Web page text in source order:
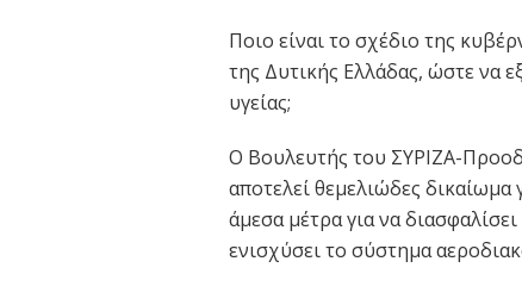
Ποιο είναι το σχέδιο της
της Δυτικής Ελλάδας, ώστε να
υγείας;
Ο Βουλευτής του ΣΥΡΙΖΑ-
αποτελεί θεμελιώδες
άμεσα μέτρα για να
ενισχύσει το σύστημα